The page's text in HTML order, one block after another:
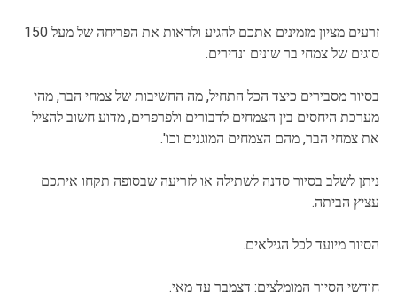
זרעים מציון מזמינים אתכם להגיע ולראות את הפריחה של מעל 150
סוגים של צמחי בר שונים ונדירים.
בסיור מסבירים כיצד הכל התחיל, מה החשיבות של צמחי הבר, מהי
מערכת היחסים בין הצמחים לדבורים ולפרפרים, מדוע חשוב להציל
את צמחי הבר, מהם הצמחים המוגנים וכו'.
ניתן לשלב בסיור סדנה לשתילה או לזריעה שבסופה תקחו איתכם
עציץ הביתה.
הסיור מיועד לכל הגילאים.
חודשי הסיור המומלצים: דצמבר עד מאי.